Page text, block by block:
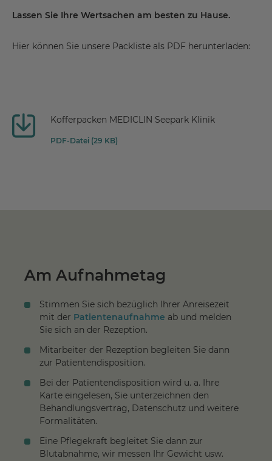
Lassen Sie Ihre Wertsachen am besten zu Hause.
Hier können Sie unsere Packliste als PDF herunterladen:
Kofferpacken MEDICLIN Seepark Klinik
PDF-Datei (29 KB)
Am Aufnahmetag
Stimmen Sie sich bezüglich Ihrer Anreisezeit
mit der Patientenaufnahme ab und melden
Sie sich an der Rezeption.
Mitarbeiter der Rezeption begleiten Sie dann
zur Patientendisposition.
Bei der Patientendisposition wird u. a. Ihre
Karte eingelesen, Sie unterzeichnen den
Behandlungsvertrag, Datenschutz und weitere
Formalitäten.
Eine Pflegekraft begleitet Sie dann zur
Blutabnahme, wir messen Ihr Gewicht usw.